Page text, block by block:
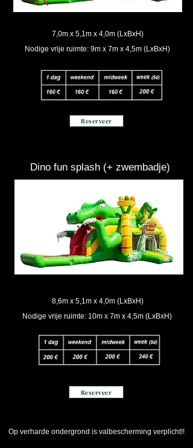
7,0m x 5,1m x 4,0m (LxBxH)
Nodige vrije ruimte: 9m x 7m x 4,5m (LxBxH)
Reserveer
Dino fun splash (+ zwembadje)
8,6m x 5,1m x 4,0m (LxBxH)
Nodige vrije ruimte: 10m x 7m x 4,5m (LxBxH)
Reserveer
Op verharde ondergrond is valbescherming verplicht!!